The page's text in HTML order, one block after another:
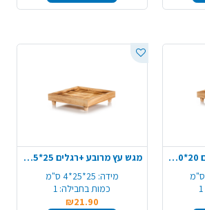
מגש עץ מרובע +רגלים 20*20*4 ס"מ - טבעי
1
מגש עץ מרובע +רגלים 25*25*4 ס"מ - טבעי
מידה: 25*25*4 ס"מ
כמות בחבילה: 1
₪21.90